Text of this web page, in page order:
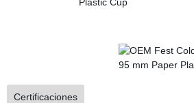
Certificaciones